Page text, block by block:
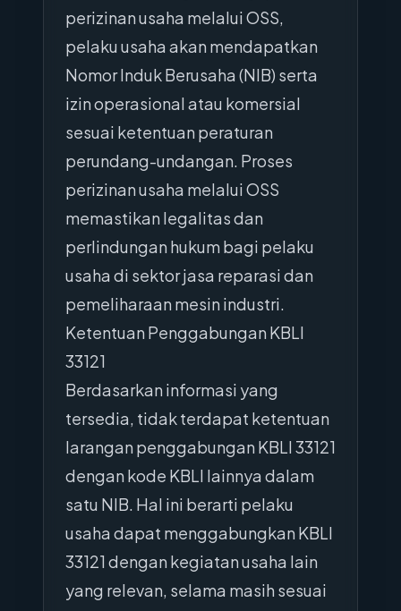
perizinan usaha melalui OSS,
pelaku usaha akan mendapatkan
Nomor Induk Berusaha (NIB) serta
izin operasional atau komersial
sesuai ketentuan peraturan
perundang-undangan. Proses
perizinan usaha melalui OSS
memastikan legalitas dan
perlindungan hukum bagi pelaku
usaha di sektor jasa reparasi dan
pemeliharaan mesin industri.
Ketentuan Penggabungan KBLI
33121
Berdasarkan informasi yang
tersedia, tidak terdapat ketentuan
larangan penggabungan KBLI 33121
dengan kode KBLI lainnya dalam
satu NIB. Hal ini berarti pelaku
usaha dapat menggabungkan KBLI
33121 dengan kegiatan usaha lain
yang relevan, selama masih sesuai